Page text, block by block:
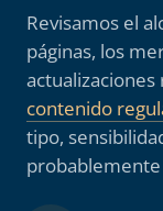
Revisamos el
páginas, los
contenido
tipo,